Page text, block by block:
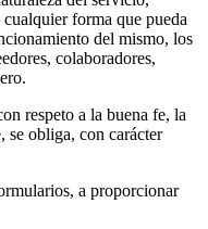
forma que pueda
del mismo, los
colaboradores,
respeto a la buena fe, la
se obliga, con carácter
a proporcionar